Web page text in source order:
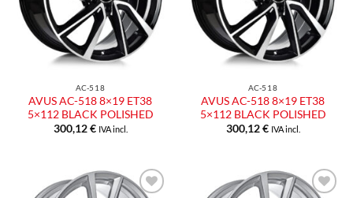
AC-518
AVUS AC-518 8×19 ET38
5×112 BLACK POLISHED
300,12€ IVA incl.
AC-518
AVUS AC-518 8×19 ET38
5×112 BLACK POLISHED
300,12€ IVA incl.